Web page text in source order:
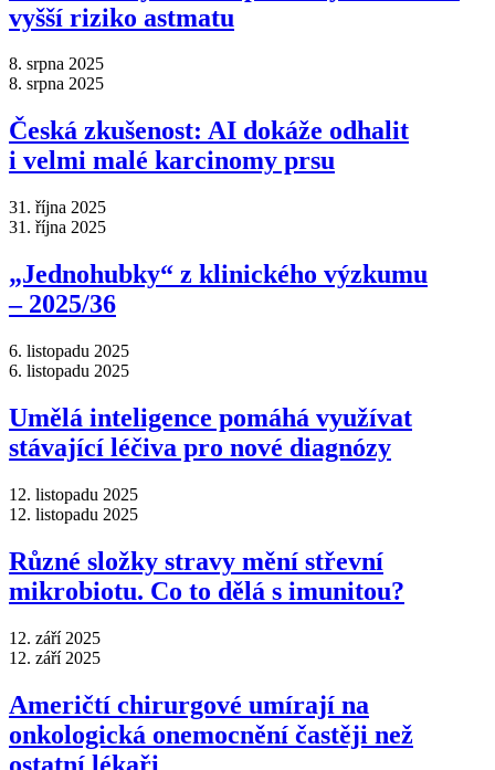
vyšší riziko astmatu
8. srpna 2025
8. srpna 2025
Česká zkušenost: AI dokáže odhalit
i velmi malé karcinomy prsu
31. října 2025
31. října 2025
„Jednohubky“ z klinického výzkumu
–⁠ 2025/36
6. listopadu 2025
6. listopadu 2025
Umělá inteligence pomáhá využívat
stávající léčiva pro nové diagnózy
12. listopadu 2025
12. listopadu 2025
Různé složky stravy mění střevní
mikrobiotu. Co to dělá s imunitou?
12. září 2025
12. září 2025
Američtí chirurgové umírají na
onkologická onemocnění častěji než
ostatní lékaři